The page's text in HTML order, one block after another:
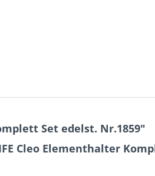
Set edelst. Nr.1859"
Cleo Elementhalter